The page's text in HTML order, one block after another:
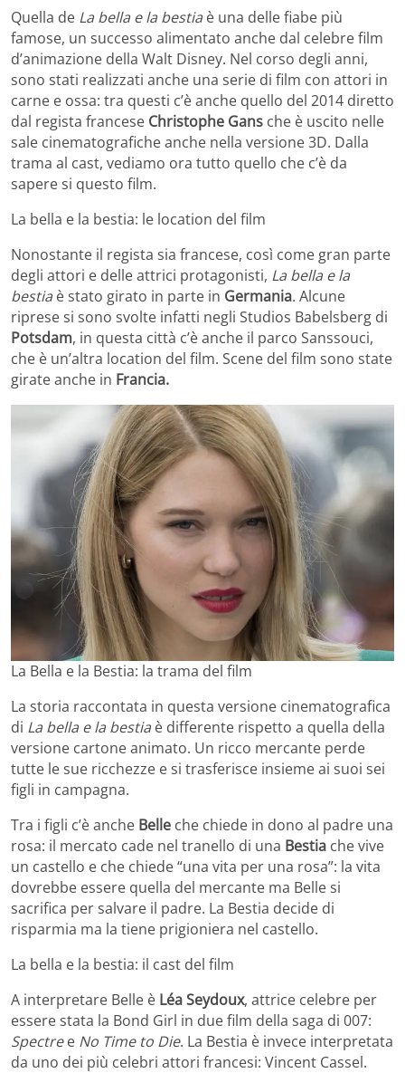
Quella de La bella e la bestia è una delle fiabe più
famose, un successo alimentato anche dal celebre film
d’animazione della Walt Disney. Nel corso degli anni,
sono stati realizzati anche una serie di film con attori in
carne e ossa: tra questi c’è anche quello del 2014 diretto
dal regista francese Christophe Gans che è uscito nelle
sale cinematografiche anche nella versione 3D. Dalla
trama al cast, vediamo ora tutto quello che c’è da
sapere si questo film.
La bella e la bestia: le location del film
Nonostante il regista sia francese, così come gran parte
degli attori e delle attrici protagonisti, La bella e la
bestia è stato girato in parte in Germania. Alcune
riprese si sono svolte infatti negli Studios Babelsberg di
Potsdam, in questa città c’è anche il parco Sanssouci,
che è un’altra location del film. Scene del film sono state
girate anche in Francia.
La Bella e la Bestia: la trama del film
La storia raccontata in questa versione cinematografica
di La bella e la bestia è differente rispetto a quella della
versione cartone animato. Un ricco mercante perde
tutte le sue ricchezze e si trasferisce insieme ai suoi sei
figli in campagna.
Tra i figli c’è anche Belle che chiede in dono al padre una
rosa: il mercato cade nel tranello di una Bestia che vive
un castello e che chiede “una vita per una rosa”: la vita
dovrebbe essere quella del mercante ma Belle si
sacrifica per salvare il padre. La Bestia decide di
risparmia ma la tiene prigioniera nel castello.
La bella e la bestia: il cast del film
A interpretare Belle è Léa Seydoux, attrice celebre per
essere stata la Bond Girl in due film della saga di 007:
Spectree No Time to Die. La Bestia è invece interpretata
da uno dei più celebri attori francesi: Vincent Cassel.